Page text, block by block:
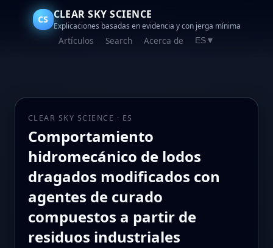
CS CLEAR SKY SCIENCE
Explicaciones basadas en evidencia y con jerga mínima
Artículos Search Acerca de ES ▼
CLEAR SKY SCIENCE · ES
Comportamiento
hidromecánico de lodos
dragados modificados con
agentes de curado
compuestos a partir de
residuos industriales